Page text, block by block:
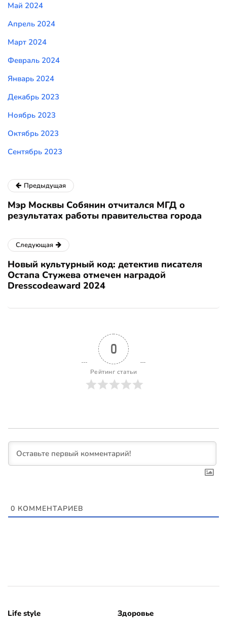
Май 2024
Апрель 2024
Март 2024
Февраль 2024
Январь 2024
Декабрь 2023
Ноябрь 2023
Октябрь 2023
Сентябрь 2023
Предыдущая
Мэр Москвы Собянин отчитался МГД о
результатах работы правительства города
Следующая
Новый культурный код: детектив писателя
Остапа Стужева отмечен наградой
Dresscodeaward 2024
0
Рейтинг статьи
0 КОММЕНТАРИЕВ
Life style
Здоровье